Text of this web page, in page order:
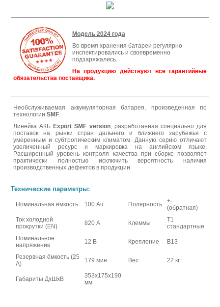
Модель 2024 года
Во время хранения батареи регулярно
инспектировались и своевременно
подзаряжались.
На продукцию действуют все гарантийные
обязательства поставщика.
Необслуживаемая аккумуляторная батарея, произведенная по
технологии SMF.
Линейка АКБ Export SMF version, разработанная специально для
поставок на рынки стран дальнего и ближнего зарубежья с
умеренным и субтропическим климатом. Данную серию отличают
увеличенный ресурс и маркировка на английском языке.
Расширенный уровень контроля качества при сборке позволяет
практически полностью исключить вероятность наличия
производственных дефектов в продукции.
Технические параметры:
Номинальная ёмкость 100 Ач Полярность
+-
(обратная)
Ток холодной
прокрутки (EN)
820 А Клеммы
Т1
стандартные
Номинальное
напряжение
12 В Крепление В13
Резервная ёмкость (25
А)
179 мин. Вес 22 кг
Габариты ДхШхВ
353x175x190
мм